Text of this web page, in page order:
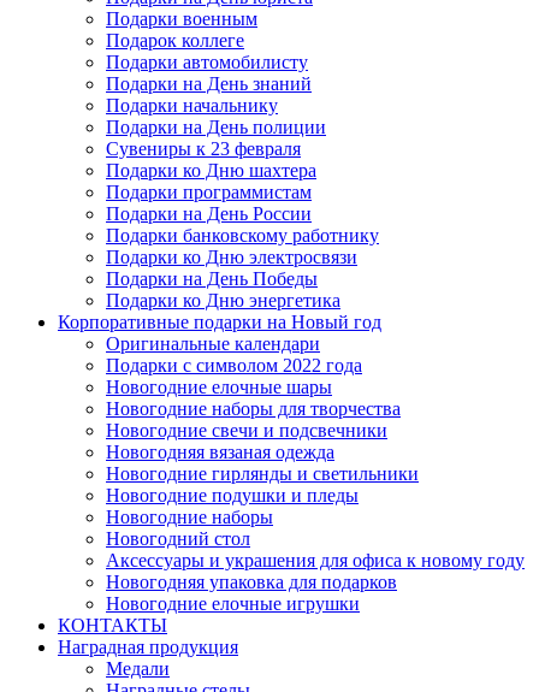
Подарки военным
Подарок коллеге
Подарки автомобилисту
Подарки на День знаний
Подарки начальнику
Подарки на День полиции
Сувениры к 23 февраля
Подарки ко Дню шахтера
Подарки программистам
Подарки на День России
Подарки банковскому работнику
Подарки ко Дню электросвязи
Подарки на День Победы
Подарки ко Дню энергетика
Корпоративные подарки на Новый год
Оригинальные календари
Подарки с символом 2022 года
Новогодние елочные шары
Новогодние наборы для творчества
Новогодние свечи и подсвечники
Новогодняя вязаная одежда
Новогодние гирлянды и светильники
Новогодние подушки и пледы
Новогодние наборы
Новогодний стол
Аксессуары и украшения для офиса к новому году
Новогодняя упаковка для подарков
Новогодние елочные игрушки
КОНТАКТЫ
Наградная продукция
Медали